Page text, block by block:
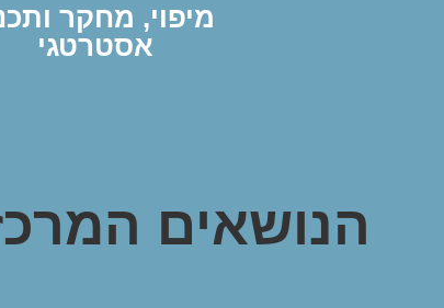
מיפוי, מחקר
אסטרטגי
הנושאים